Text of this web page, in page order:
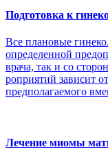
Подготовка к
Все плановые
определенной
врача, так и со
роприятий зависит
предполагаемого
Лечение миомы